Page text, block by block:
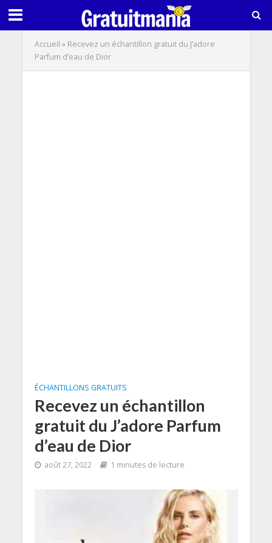
Accueil » Recevez un échantillon gratuit du J’adore
Parfum d’eau de Dior
ÉCHANTILLONS GRATUITS
Recevez un échantillon
gratuit du J’adore Parfum
d’eau de Dior
août 27, 2022 1 minutes de lecture